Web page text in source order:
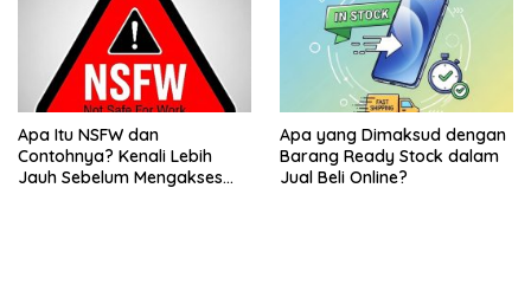
Apa Itu NSFW dan
Contohnya? Kenali Lebih
Jauh Sebelum Mengakses
Apa yang Dimaksud dengan
Barang Ready Stock dalam
Jual Beli Online?